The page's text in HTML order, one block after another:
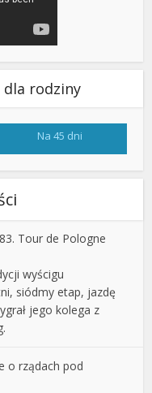
dla rodziny
Na 45 dni
Tour de Pologne
wyścigu
siódmy etap, jazdę
jego kolega z
o rządach pod